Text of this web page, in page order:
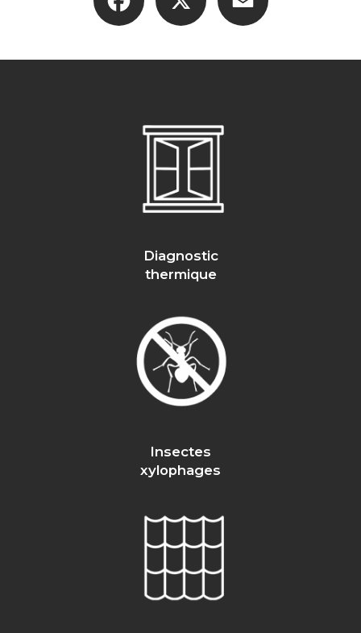
Diagnostic
thermique
Insectes
xylophages